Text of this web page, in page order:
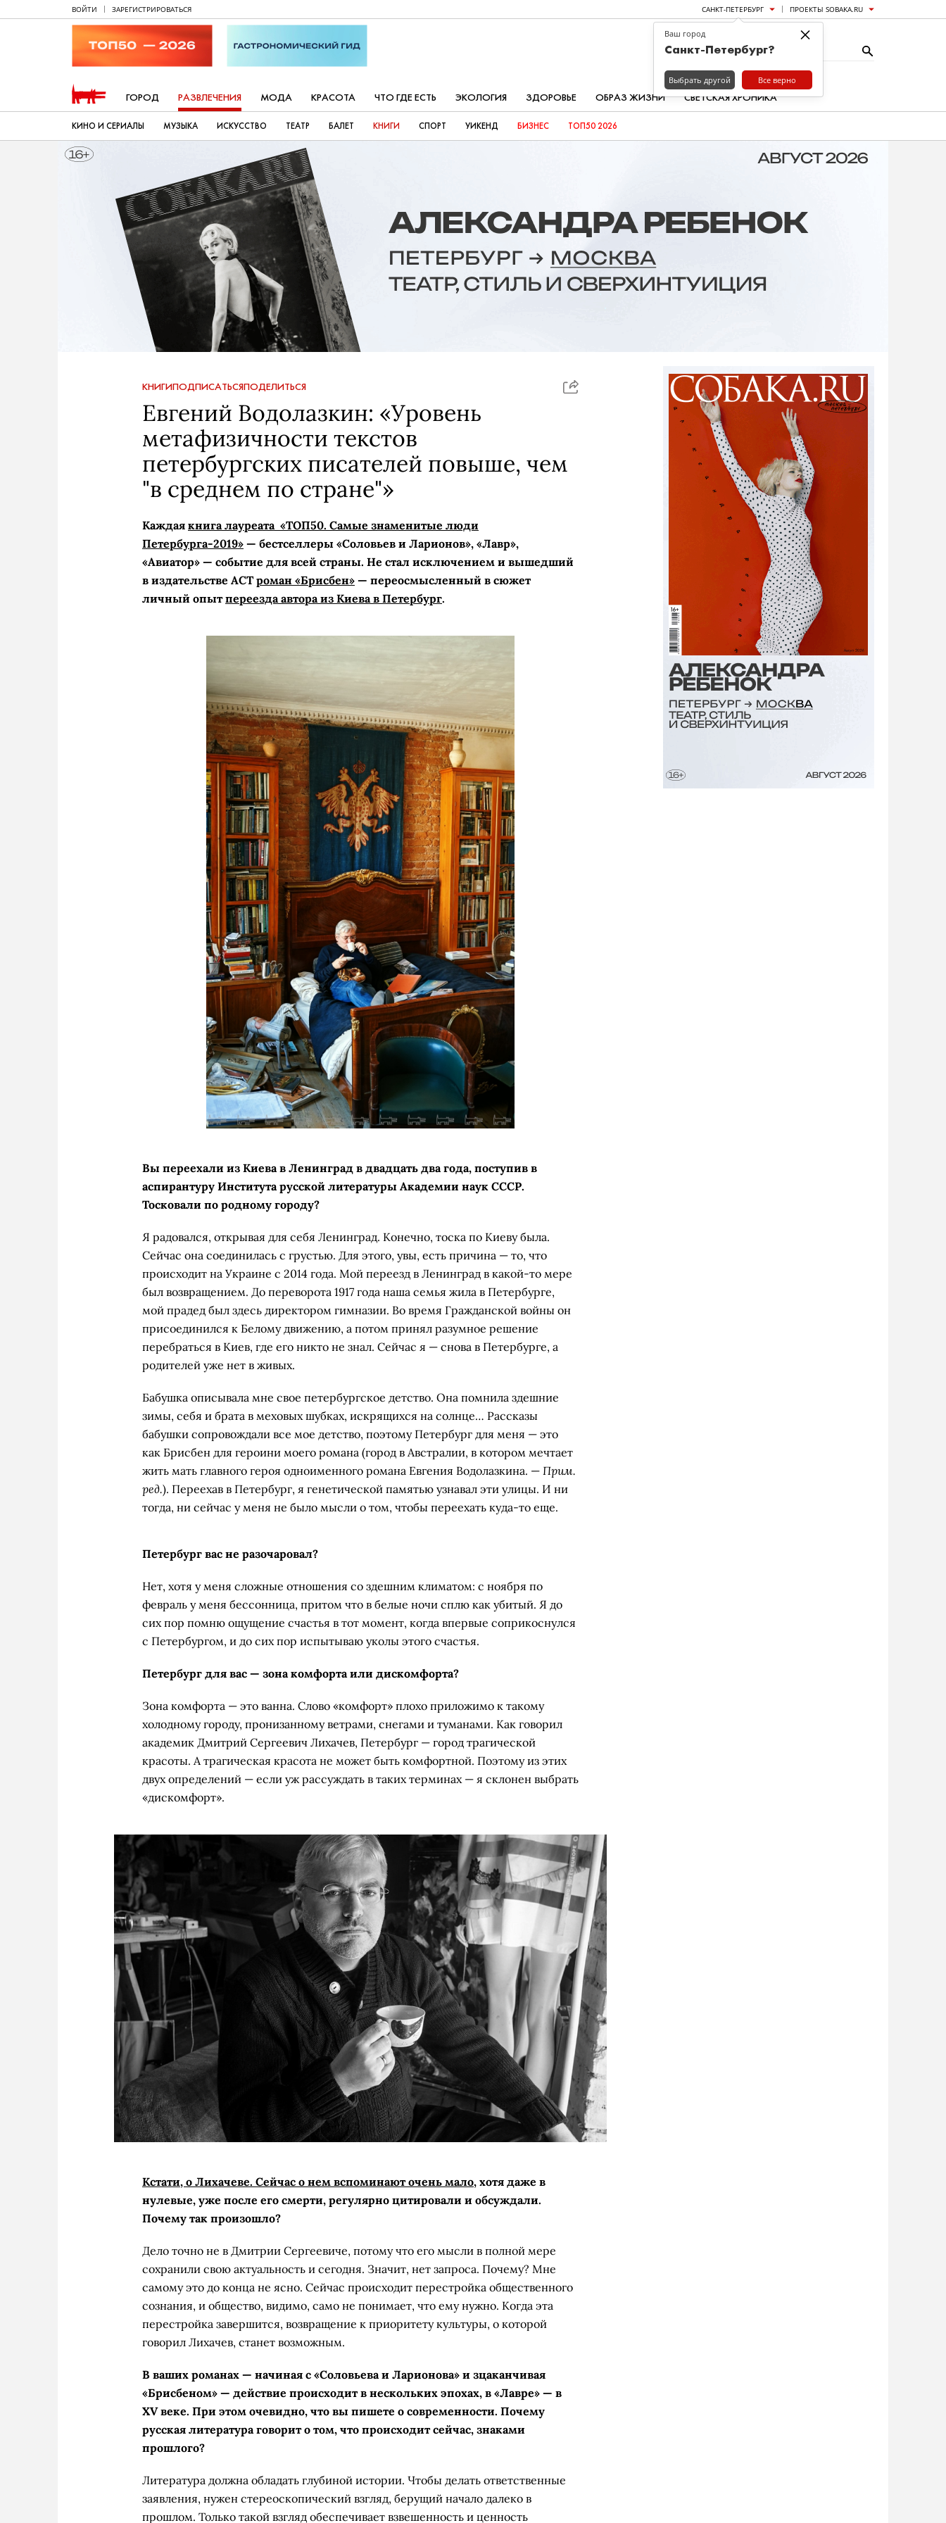
ВОЙТИ ЗАРЕГИСТРИРОВАТЬСЯ САНКТ-ПЕТЕРБУРГ ПРОЕКТЫ SOBAKA.RU
ГОРОД РАЗВЛЕЧЕНИЯ МОДА КРАСОТА ЧТО ГДЕ ЕСТЬ ЭКОЛОГИЯ ЗДОРОВЬЕ ОБРАЗ ЖИЗНИ СВЕТСКАЯ ХРОНИКА
КИНО И СЕРИАЛЫ МУЗЫКА ИСКУССТВО ТЕАТР БАЛЕТ КНИГИ СПОРТ УИКЕНД БИЗНЕС ТОП50 2026
КНИГИПОДПИСАТЬСЯПОДЕЛИТЬСЯ
Евгений Водолазкин: «Уровень
метафизичности текстов
петербургских писателей повыше, чем
"в среднем по стране"»
Каждая книга лауреата «ТОП50. Самые знаменитые люди
Петербурга-2019» — бестселлеры «Соловьев и Ларионов», «Лавр»,
«Авиатор» — событие для всей страны. Не стал исключением и вышедший
в издательстве АСТроман «Брисбен» — переосмысленный в сюжет
личный опытпереезда автора из Киева в Петербург.
Вы переехали из Киева в Ленинград в двадцать два года, поступив в
аспирантуру Института русской литературы Академии наук СССР.
Тосковали по родному городу?
Я радовался, открывая для себя Ленинград. Конечно, тоска по Киеву была.
Сейчас она соединилась с грустью. Для этого, увы, есть причина — то, что
происходит на Украине с 2014 года. Мой переезд в Ленинград в какой-то мере
был возвращением. До переворота 1917 года наша семья жила в Петербурге,
мой прадед был здесь директором гимназии. Во время Гражданской войны он
присоединился к Белому движению, а потом принял разумное решение
перебраться в Киев, где его никто не знал. Сейчас я — снова в Петербурге, а
родителей уже нет в живых.
Бабушка описывала мне свое петербургское детство. Она помнила здешние
зимы, себя и брата в меховых шубках, искрящихся на солнце… Рассказы
бабушки сопровождали все мое детство, поэтому Петербург для меня — это
как Брисбен для героини моего романа (город в Австралии, в котором мечтает
жить мать главного героя одноименного романа Евгения Водолазкина. — Прим.
ред.). Переехав в Петербург, я генетической памятью узнавал эти улицы. И ни
тогда, ни сейчас у меня не было мысли о том, чтобы переехать куда-то еще.
Петербург вас не разочаровал?
Нет, хотя у меня сложные отношения со здешним климатом: с ноября по
февраль у меня бессонница, притом что в белые ночи сплю как убитый. Я до
сих пор помню ощущение счастья в тот момент, когда впервые соприкоснулся
с Петербургом, и до сих пор испытываю уколы этого счастья.
Петербург для вас — зона комфорта или дискомфорта?
Зона комфорта — это ванна. Слово «комфорт» плохо приложимо к такому
холодному городу, пронизанному ветрами, снегами и туманами. Как говорил
академик Дмитрий Сергеевич Лихачев, Петербург — город трагической
красоты. А трагическая красота не может быть комфортной. Поэтому из этих
двух определений — если уж рассуждать в таких терминах — я склонен выбрать
«дискомфорт».
Кстати, о Лихачеве. Сейчас о нем вспоминают очень мало, хотя даже в
нулевые, уже после его смерти, регулярно цитировали и обсуждали.
Почему так произошло?
Дело точно не в Дмитрии Сергеевиче, потому что его мысли в полной мере
сохранили свою актуальность и сегодня. Значит, нет запроса. Почему? Мне
самому это до конца не ясно. Сейчас происходит перестройка общественного
сознания, и общество, видимо, само не понимает, что ему нужно. Когда эта
перестройка завершится, возвращение к приоритету культуры, о которой
говорил Лихачев, станет возможным.
В ваших романах — начиная с «Соловьева и Ларионова» и зцаканчивая
«Брисбеном» — действие происходит в нескольких эпохах, в «Лавре» — в
XV веке. При этом очевидно, что вы пишете о современности. Почему
русская литература говорит о том, что происходит сейчас, знаками
прошлого?
Литература должна обладать глубиной истории. Чтобы делать ответственные
заявления, нужен стереоскопический взгляд, берущий начало далеко в
прошлом. Только такой взгляд обеспечивает взвешенность и ценность
×
Ваш город
Санкт-Петербург?
Выбрать другой Все верно